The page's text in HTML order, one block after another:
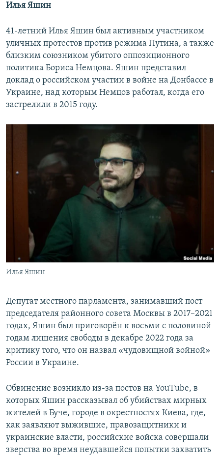
Илья Яшин
41-летний Илья Яшин был активным участником
уличных протестов против режима Путина, а также
близким союзником убитого оппозиционного
политика Бориса Немцова. Яшин представил
доклад о российском участии в войне на Донбассе в
Украине, над которым Немцов работал, когда его
застрелили в 2015 году.
Илья Яшин
Депутат местного парламента, занимавший пост
председателя районного совета Москвы в 2017–2021
годах, Яшин был приговорён к восьми с половиной
годам лишения свободы в декабре 2022 года за
критику того, что он назвал «чудовищной войной»
России в Украине.
Обвинение возникло из-за постов на YouTube, в
которых Яшин рассказывал об убийствах мирных
жителей в Буче, городе в окрестностях Киева, где,
как заявляют выжившие, правозащитники и
украинские власти, российские войска совершали
зверства во время неудавшейся попытки захватить